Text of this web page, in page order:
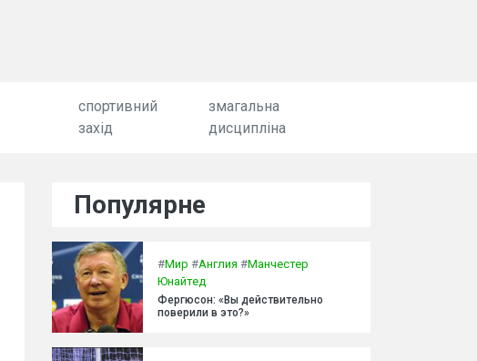
спортивний
захід
змагальна
дисципліна
Популярне
#Мир #Англия #Манчестер
Юнайтед
Фергюсон: «Вы действительно
поверили в это?»